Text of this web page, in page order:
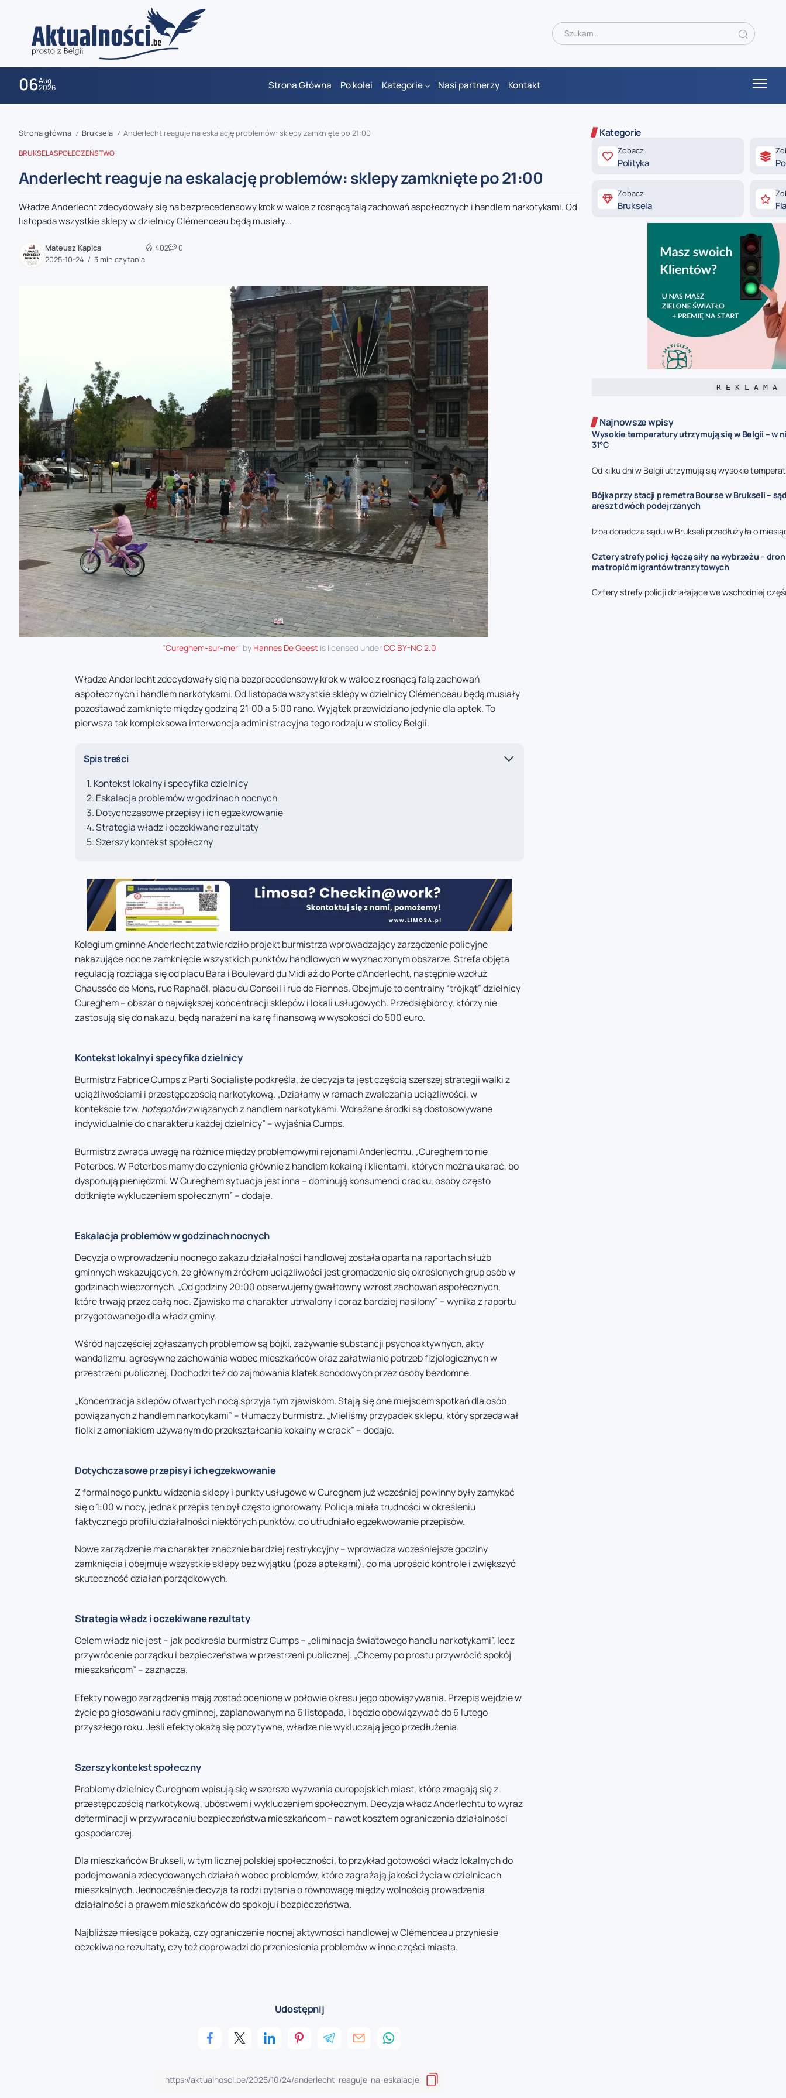
06Aug
2026 Strona Główna Po kolei Kategorie Nasi partnerzy Kontakt
zaobserwuj nas
zaobserwuj nas
Strona główna / Bruksela / Anderlecht reaguje na eskalację problemów: sklepy zamknięte po 21:00
BRUKSELASPOŁECZEŃSTWO
Anderlecht reaguje na eskalację problemów: sklepy zamknięte po 21:00
Władze Anderlecht zdecydowały się na bezprecedensowy krok w walce z rosnącą falą zachowań aspołecznych i handlem narkotykami. Od
listopada wszystkie sklepy w dzielnicy Clémenceau będą musiały...
Mateusz Kapica
2025-10-24
3 min czytania
402 0
"Cureghem-sur-mer" by Hannes De Geest is licensed underCC BY-NC 2.0
Władze Anderlecht zdecydowały się na bezprecedensowy krok w walce z rosnącą falą zachowań
aspołecznych i handlem narkotykami. Od listopada wszystkie sklepy w dzielnicy Clémenceau będą musiały
pozostawać zamknięte między godziną 21:00 a 5:00 rano. Wyjątek przewidziano jedynie dla aptek. To
pierwsza tak kompleksowa interwencja administracyjna tego rodzaju w stolicy Belgii.
Spis treści
Kontekst lokalny i specyfika dzielnicy
Eskalacja problemów w godzinach nocnych
Dotychczasowe przepisy i ich egzekwowanie
Strategia władz i oczekiwane rezultaty
Szerszy kontekst społeczny
Kolegium gminne Anderlecht zatwierdziło projekt burmistrza wprowadzający zarządzenie policyjne
nakazujące nocne zamknięcie wszystkich punktów handlowych w wyznaczonym obszarze. Strefa objęta
regulacją rozciąga się od placu Bara i Boulevard du Midi aż do Porte d’Anderlecht, następnie wzdłuż
Chaussée de Mons, rue Raphaël, placu du Conseil i rue de Fiennes. Obejmuje to centralny “trójkąt” dzielnicy
Cureghem – obszar o największej koncentracji sklepów i lokali usługowych. Przedsiębiorcy, którzy nie
zastosują się do nakazu, będą narażeni na karę finansową w wysokości do 500 euro.
Kontekst lokalny i specyfika dzielnicy
Burmistrz Fabrice Cumps z Parti Socialiste podkreśla, że decyzja ta jest częścią szerszej strategii walki z
uciążliwościami i przestępczością narkotykową. „Działamy w ramach zwalczania uciążliwości, w
kontekście tzw. hotspotówzwiązanych z handlem narkotykami. Wdrażane środki są dostosowywane
indywidualnie do charakteru każdej dzielnicy” – wyjaśnia Cumps.
Burmistrz zwraca uwagę na różnice między problemowymi rejonami Anderlechtu. „Cureghem to nie
Peterbos. W Peterbos mamy do czynienia głównie z handlem kokainą i klientami, których można ukarać, bo
dysponują pieniędzmi. W Cureghem sytuacja jest inna – dominują konsumenci cracku, osoby często
dotknięte wykluczeniem społecznym” – dodaje.
Eskalacja problemów w godzinach nocnych
Decyzja o wprowadzeniu nocnego zakazu działalności handlowej została oparta na raportach służb
gminnych wskazujących, że głównym źródłem uciążliwości jest gromadzenie się określonych grup osób w
godzinach wieczornych. „Od godziny 20:00 obserwujemy gwałtowny wzrost zachowań aspołecznych,
które trwają przez całą noc. Zjawisko ma charakter utrwalony i coraz bardziej nasilony” – wynika z raportu
przygotowanego dla władz gminy.
Wśród najczęściej zgłaszanych problemów są bójki, zażywanie substancji psychoaktywnych, akty
wandalizmu, agresywne zachowania wobec mieszkańców oraz załatwianie potrzeb fizjologicznych w
przestrzeni publicznej. Dochodzi też do zajmowania klatek schodowych przez osoby bezdomne.
„Koncentracja sklepów otwartych nocą sprzyja tym zjawiskom. Stają się one miejscem spotkań dla osób
powiązanych z handlem narkotykami” – tłumaczy burmistrz. „Mieliśmy przypadek sklepu, który sprzedawał
fiolki z amoniakiem używanym do przekształcania kokainy w crack” – dodaje.
Dotychczasowe przepisy i ich egzekwowanie
Z formalnego punktu widzenia sklepy i punkty usługowe w Cureghem już wcześniej powinny były zamykać
się o 1:00 w nocy, jednak przepis ten był często ignorowany. Policja miała trudności w określeniu
faktycznego profilu działalności niektórych punktów, co utrudniało egzekwowanie przepisów.
Nowe zarządzenie ma charakter znacznie bardziej restrykcyjny – wprowadza wcześniejsze godziny
zamknięcia i obejmuje wszystkie sklepy bez wyjątku (poza aptekami), co ma uprościć kontrole i zwiększyć
skuteczność działań porządkowych.
Strategia władz i oczekiwane rezultaty
Celem władz nie jest – jak podkreśla burmistrz Cumps – „eliminacja światowego handlu narkotykami”, lecz
przywrócenie porządku i bezpieczeństwa w przestrzeni publicznej. „Chcemy po prostu przywrócić spokój
mieszkańcom” – zaznacza.
Efekty nowego zarządzenia mają zostać ocenione w połowie okresu jego obowiązywania. Przepis wejdzie w
życie po głosowaniu rady gminnej, zaplanowanym na 6 listopada, i będzie obowiązywać do 6 lutego
przyszłego roku. Jeśli efekty okażą się pozytywne, władze nie wykluczają jego przedłużenia.
Szerszy kontekst społeczny
Problemy dzielnicy Cureghem wpisują się w szersze wyzwania europejskich miast, które zmagają się z
przestępczością narkotykową, ubóstwem i wykluczeniem społecznym. Decyzja władz Anderlechtu to wyraz
determinacji w przywracaniu bezpieczeństwa mieszkańcom – nawet kosztem ograniczenia działalności
gospodarczej.
Dla mieszkańców Brukseli, w tym licznej polskiej społeczności, to przykład gotowości władz lokalnych do
podejmowania zdecydowanych działań wobec problemów, które zagrażają jakości życia w dzielnicach
mieszkalnych. Jednocześnie decyzja ta rodzi pytania o równowagę między wolnością prowadzenia
działalności a prawem mieszkańców do spokoju i bezpieczeństwa.
Najbliższe miesiące pokażą, czy ograniczenie nocnej aktywności handlowej w Clémenceau przyniesie
oczekiwane rezultaty, czy też doprowadzi do przeniesienia problemów w inne części miasta.
Udostępnij
Kategorie
Zobacz
Polityka
Zobacz
Bruksela
R E K L A M A
Najnowsze wpisy
Wysokie temperatury utrzymują się w Belgii – w
31°C
Od kilku dni w Belgii utrzymują się wysokie
Bójka przy stacji premetra Bourse w Brukseli –
areszt dwóch podejrzanych
Izba doradcza sądu w Brukseli przedłużyła o
Cztery strefy policji łączą siły na wybrzeżu –
ma tropić migrantów tranzytowych
Cztery strefy policji działające we wschodniej